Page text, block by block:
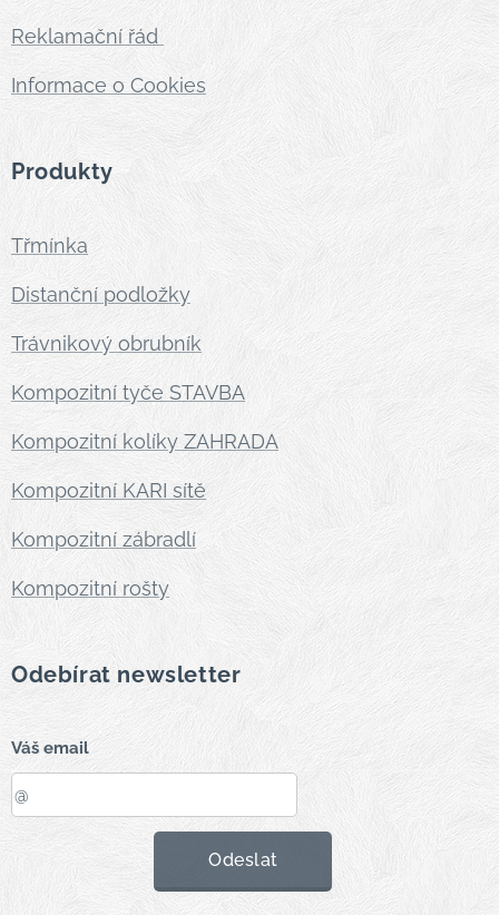
Reklamační řád
Informace o Cookies
Produkty
Třmínka
Distanční podložky
Trávnikový obrubník
Kompozitní tyče STAVBA
Kompozitní kolíky ZAHRADA
Kompozitní KARI sítě
Kompozitní zábradlí
Kompozitní rošty
Odebírat newsletter
Váš email
Odeslat